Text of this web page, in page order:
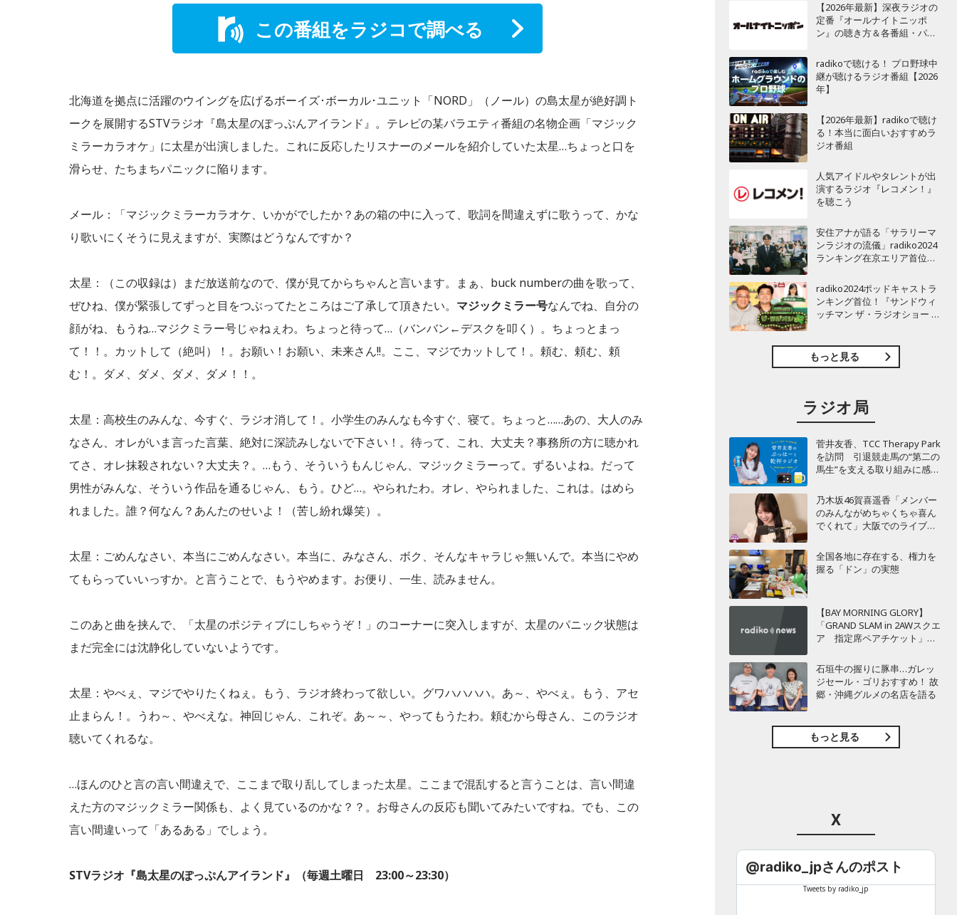
この番組をラジコで調べる
北海道を拠点に活躍のウイングを広げるボーイズ･ボーカル･ユニット「NORD」（ノール）の島太星が絶好調ト
ークを展開するSTVラジオ『島太星のぽっぷんアイランド』。テレビの某バラエティ番組の名物企画「マジック
ミラーカラオケ」に太星が出演しました。これに反応したリスナーのメールを紹介していた太星…ちょっと口を
滑らせ、たちまちパニックに陥ります。
メール：「マジックミラーカラオケ、いかがでしたか？あの箱の中に入って、歌詞を間違えずに歌うって、かな
り歌いにくそうに見えますが、実際はどうなんですか？
太星：（この収録は）まだ放送前なので、僕が見てからちゃんと言います。まぁ、buck numberの曲を歌って、
ぜひね、僕が緊張してずっと目をつぶってたところはご了承して頂きたい。 マジックミラー号なんでね、自分の
顔がね、もうね…マジクミラー号じゃねぇわ。ちょっと待って…（バンバン←デスクを叩く）。ちょっとまっ
て！！。カットして（絶叫）！。お願い！お願い、未来さん!!。ここ、マジでカットして！。頼む、頼む、頼
む！。ダメ、ダメ、ダメ、ダメ！！。
太星：高校生のみんな、今すぐ、ラジオ消して！。小学生のみんなも今すぐ、寝て。ちょっと……あの、大人のみ
なさん、オレがいま言った言葉、絶対に深読みしないで下さい！。待って、これ、大丈夫？事務所の方に聴かれ
てさ、オレ抹殺されない？大丈夫？。…もう、そういうもんじゃん、マジックミラーって。ずるいよね。だって
男性がみんな、そういう作品を通るじゃん、もう。ひど…。やられたわ。オレ、やられました、これは。はめら
れました。誰？何なん？あんたのせいよ！（苦し紛れ爆笑）。
太星：ごめんなさい、本当にごめんなさい。本当に、みなさん、ボク、そんなキャラじゃ無いんで。本当にやめ
てもらっていいっすか。と言うことで、もうやめます。お便り、一生、読みません。
このあと曲を挟んで、「太星のポジティブにしちゃうぞ！」のコーナーに突入しますが、太星のパニック状態は
まだ完全には沈静化していないようです。
太星：やべぇ、マジでやりたくねぇ。もう、ラジオ終わって欲しい。グワハハハハ。あ～、やべぇ。もう、アセ
止まらん！。うわ～、やべえな。神回じゃん、これぞ。あ～～、やってもうたわ。頼むから母さん、このラジオ
聴いてくれるな。
…ほんのひと言の言い間違えで、ここまで取り乱してしまった太星。ここまで混乱すると言うことは、言い間違
えた方のマジックミラー関係も、よく見ているのかな？？。お母さんの反応も聞いてみたいですね。でも、この
言い間違いって「あるある」でしょう。
STVラジオ『島太星のぽっぷんアイランド』（毎週土曜日 23:00～23:30）
【2026年最新】深夜ラジオの
定番『オールナイトニッポ
ン』の聴き方＆各番組・パー
radikoで聴ける！ プロ野球中
継が聴けるラジオ番組【2026
年】
【2026年最新】radikoで聴け
る！本当に面白いおすすめラ
ジオ番組
人気アイドルやタレントが出
演するラジオ『レコメン！』
を聴こう
安住アナが語る「サラリーマ
ンラジオの流儀」radiko2024
ランキング在京エリア首位
曜天国』インタビュー
radiko2024ポッドキャストラ
ンキング首位！『サンドウィ
ッチマン ザ・ラジオショー サ
もっと見る
ラジオ局
菅井友香、TCC Therapy Park
を訪問 引退競走馬の“第二の
馬生”を支える取り組みに感
乃木坂46賀喜遥香「メンバー
のみんながめちゃくちゃ喜ん
でくれて」大阪でのライブで
れ”とは？
全国各地に存在する、権力を
握る「ドン」の実態
【BAY MORNING GLORY】
「GRAND SLAM in 2AWスクエ
ア 指定席ペアチケット」を3
石垣牛の握りに豚串…ガレッ
ジセール・ゴリおすすめ！ 故
郷・沖縄グルメの名店を語る
もっと見る
X
@radiko_jpさんのポスト
Tweets by radiko_jp